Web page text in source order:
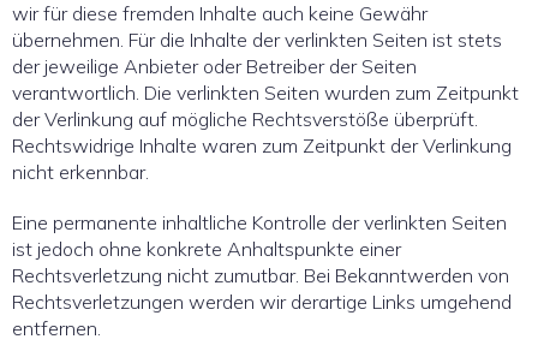
wir für diese fremden Inhalte auch keine Gewähr
übernehmen. Für die Inhalte der verlinkten Seiten ist stets
der jeweilige Anbieter oder Betreiber der Seiten
verantwortlich. Die verlinkten Seiten wurden zum Zeitpunkt
der Verlinkung auf mögliche Rechtsverstöße überprüft.
Rechtswidrige Inhalte waren zum Zeitpunkt der Verlinkung
nicht erkennbar.
Eine permanente inhaltliche Kontrolle der verlinkten Seiten
ist jedoch ohne konkrete Anhaltspunkte einer
Rechtsverletzung nicht zumutbar. Bei Bekanntwerden von
Rechtsverletzungen werden wir derartige Links umgehend
entfernen.